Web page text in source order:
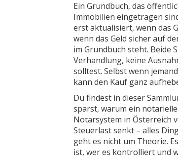
EinGrundbuch,das
Immobilien eingetragen
erst aktualisiert, wenn das
wenn das Geld sicher auf
im Grundbuch steht. Beide
Verhandlung, keine
solltest. Selbst wenn
kann den Kauf ganz
Du findest in dieser
sparst, warum ein
Notarsystem in Österreich
Steuerlast senkt – alles
geht es nicht um Theorie.
ist, wer es kontrolliert und